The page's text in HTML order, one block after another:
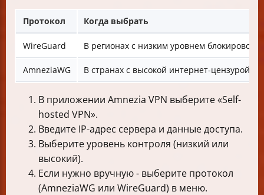
Протокол Когда выбрать
WireGuard В регионах с низким уровнем блокировок
AmneziaWG В странах с высокой интернет-цензурой
В приложении Amnezia VPN выберите «Self-
hosted VPN».
Введите IP-адрес сервера и данные доступа.
Выберите уровень контроля (низкий или
высокий).
Если нужно вручную - выберите протокол
(AmneziaWG или WireGuard) в меню.